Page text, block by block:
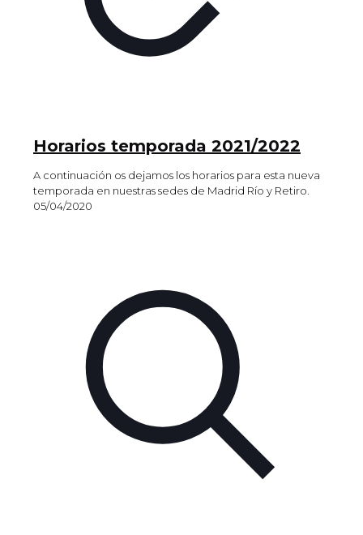
Horarios temporada 2021/2022
A continuación os dejamos los horarios para esta nueva
temporada en nuestras sedes de Madrid Río y Retiro.
05/04/2020